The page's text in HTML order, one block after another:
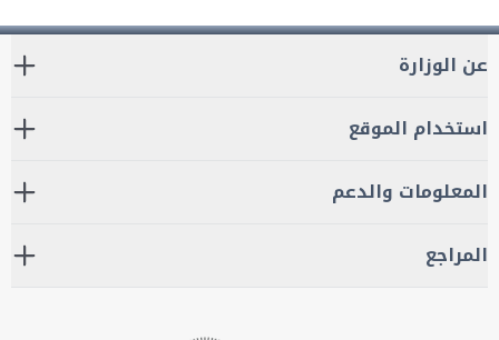
عن الوزارة
استخدام الموقع
المعلومات والدعم
المراجع